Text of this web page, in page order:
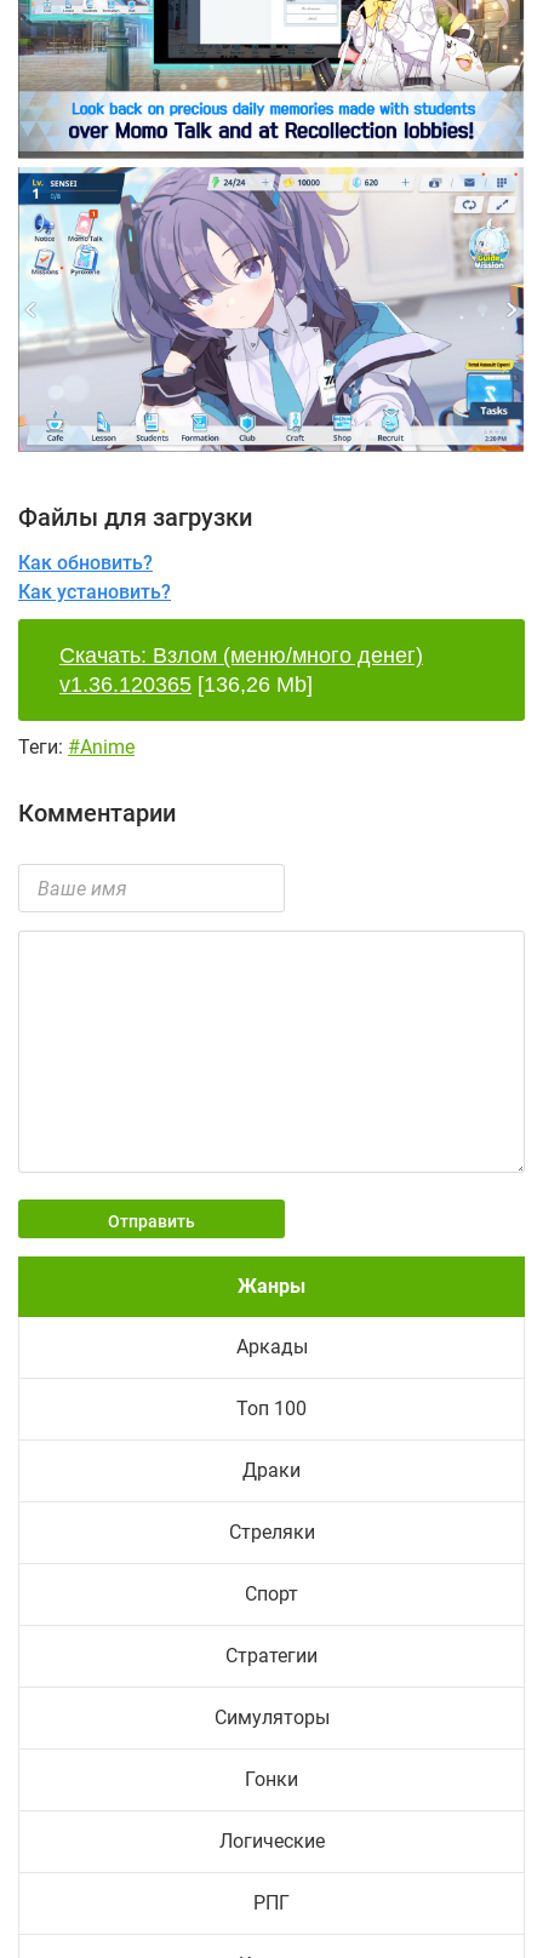
Файлы для загрузки
Как обновить?
Как установить?
Скачать: Взлом (меню/много денег)
v1.36.120365 [136,26 Mb]
Теги: #Anime
Комментарии
Отправить
Жанры
Аркады
Топ 100
Драки
Стреляки
Спорт
Стратегии
Симуляторы
Гонки
Логические
РПГ